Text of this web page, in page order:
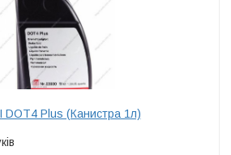
DOT4 Plus (Канистра 1л)